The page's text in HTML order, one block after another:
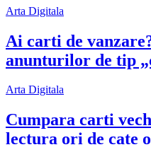
Arta Digitala
Ai carti de
anunturilor de tip
Arta Digitala
Cumpara carti
lectura ori de cate